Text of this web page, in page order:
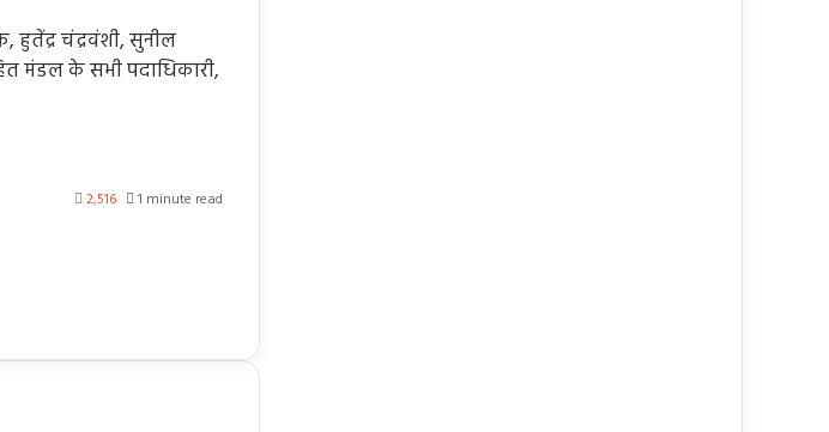
चंद्रवंशी, सुनील
मंडल के सभी पदाधिकारी,
2,516 1 minute read